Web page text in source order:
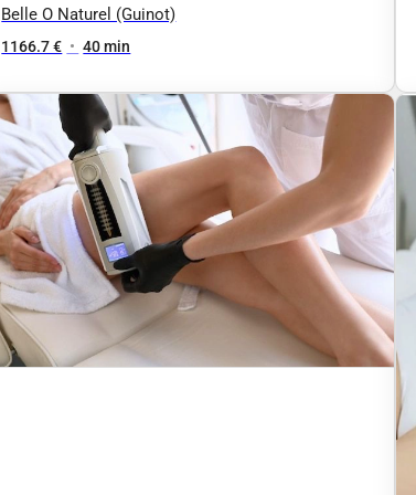
soins amincissants : Compression par
vibrations bas ou haut du corps 35
Belle O Naturel (Guinot)
1166.7 € • 40 min